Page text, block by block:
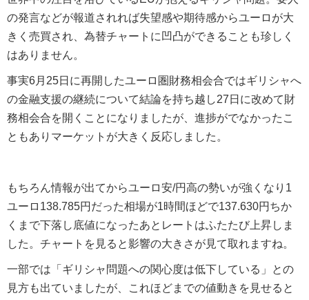
の発言などが報道されれば失望感や期待感からユーロが大
きく売買され、為替チャートに凹凸ができることも珍しく
はありません。
事実6月25日に再開したユーロ圏財務相会合ではギリシャへ
の金融支援の継続について結論を持ち越し27日に改めて財
務相会合を開くことになりましたが、進捗がでなかったこ
ともありマーケットが大きく反応しました。
もちろん情報が出てからユーロ安/円高の勢いが強くなり1
ユーロ138.785円だった相場が1時間ほどで137.630円ちか
くまで下落し底値になったあとレートはふたたび上昇しま
した。チャートを見ると影響の大きさが見て取れますね。
一部では「ギリシャ問題への関心度は低下している」との
見方も出ていましたが、これほどまでの値動きを見せると